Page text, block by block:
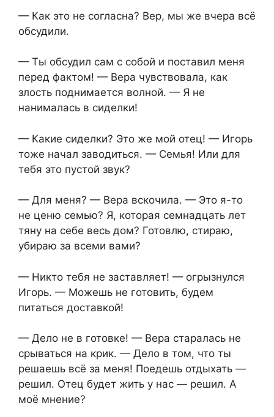
— Как это не согласна? Вер, мы же вчера всё
обсудили.
— Ты обсудил сам с собой и поставил меня
перед фактом! — Вера чувствовала, как
злость поднимается волной. — Я не
нанималась в сиделки!
— Какие сиделки? Это же мой отец! — Игорь
тоже начал заводиться. — Семья! Или для
тебя это пустой звук?
— Для меня? — Вера вскочила. — Это я-то
не ценю семью? Я, которая семнадцать лет
тяну на себе весь дом? Готовлю, стираю,
убираю за всеми вами?
— Никто тебя не заставляет! — огрызнулся
Игорь. — Можешь не готовить, будем
питаться доставкой!
— Дело не в готовке! — Вера старалась не
срываться на крик. — Дело в том, что ты
решаешь всё за меня! Поедешь отдыхать —
решил. Отец будет жить у нас — решил. А
моё мнение?